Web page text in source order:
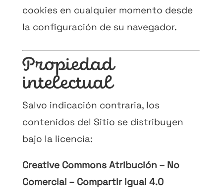
cookies en cualquier momento desde
la configuración de su navegador.
Propiedad
intelectual
Salvo indicación contraria, los
contenidos del Sitio se distribuyen
bajo la licencia:
Creative Commons Atribución – No
Comercial – Compartir Igual 4.0